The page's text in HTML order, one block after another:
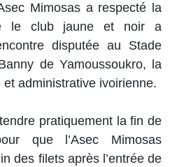
Mimosas a respecté la
le club jaune et noir a
disputée au Stade
de Yamoussoukro, la
administrative ivoirienne.
pratiquement la fin de
que l’Asec Mimosas
des filets après l’entrée de